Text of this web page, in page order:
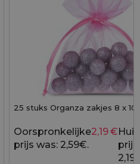
25 stuks Organza zakjes 8 x
Oorspronkelijke
prijs was: 2,59€.
2,19€
prijs